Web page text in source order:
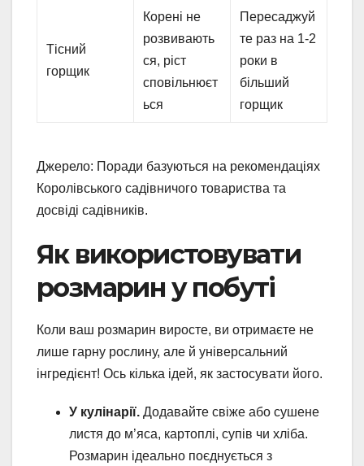
Тісний
горщик
Корені не
розвивають
ся, ріст
сповільнюєт
ься
Пересаджуй
те раз на 1-2
роки в
більший
горщик
Джерело: Поради базуються на рекомендаціях
Королівського садівничого товариства та
досвіді садівників.
Як використовувати
розмарин у побуті
Коли ваш розмарин виросте, ви отримаєте не
лише гарну рослину, але й універсальний
інгредієнт! Ось кілька ідей, як застосувати його.
У кулінарії. Додавайте свіже або сушене
листя до м’яса, картоплі, супів чи хліба.
Розмарин ідеально поєднується з